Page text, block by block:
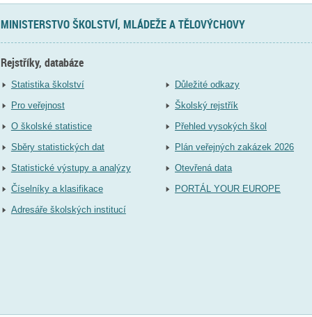
MINISTERSTVO ŠKOLSTVÍ, MLÁDEŽE A TĚLOVÝCHOVY
Rejstříky, databáze
Statistika školství
Pro veřejnost
O školské statistice
Sběry statistických dat
Statistické výstupy a analýzy
Číselníky a klasifikace
Adresáře školských institucí
Důležité odkazy
Školský rejstřík
Přehled vysokých škol
Plán veřejných zakázek 2026
Otevřená data
PORTÁL YOUR EUROPE